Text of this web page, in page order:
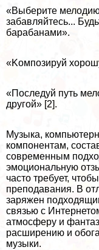
«Выберите
забавляйтесь...
баpaбанами».
«Kомпозируй
«Последуй путь
другой» [2].
Музыка,
компонентам,
современным
эмоциональную
часто требует,
преподавания. В
заряжен
связью с
атмосферу и
расширению и
музыки.